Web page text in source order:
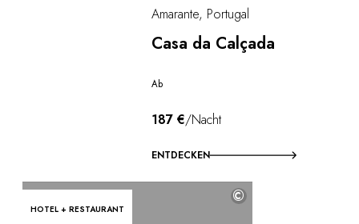
Amarante, Portugal
Casa da Calçada
Ab
187 €/Nacht
ENTDECKEN
HOTEL + RESTAURANT
©